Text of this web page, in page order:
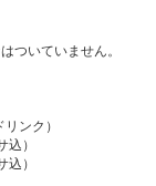
ついていません。
ンク）
）